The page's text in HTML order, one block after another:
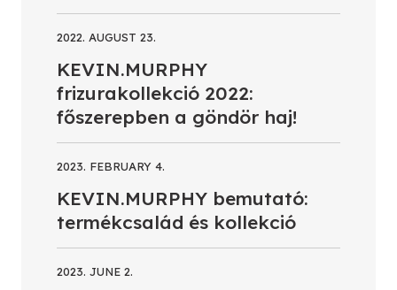
2022. AUGUST 23.
KEVIN.MURPHY
frizurakollekció 2022:
főszerepben a göndör haj!
2023. FEBRUARY 4.
KEVIN.MURPHY bemutató:
termékcsalád és kollekció
2023. JUNE 2.